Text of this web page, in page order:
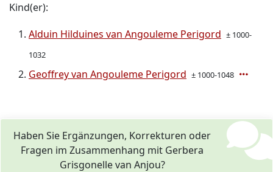
Kind(er):
Alduin Hilduines van Angouleme Perigord ± 1000-
1032
Geoffrey van Angouleme Perigord ± 1000-1048
Haben Sie Ergänzungen, Korrekturen oder
Fragen im Zusammenhang mit Gerbera
Grisgonelle van Anjou?